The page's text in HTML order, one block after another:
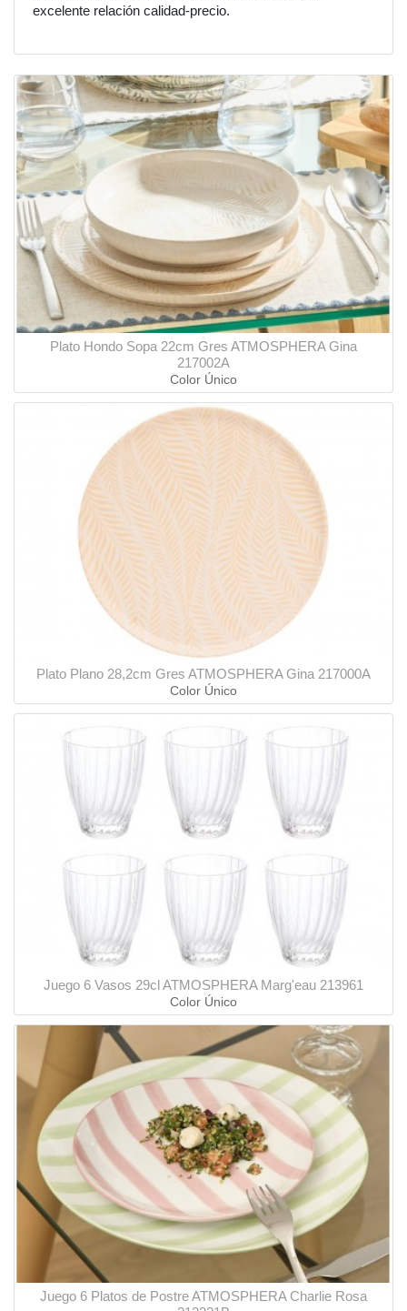
excelente relación calidad-precio.
Plato Hondo Sopa 22cm Gres ATMOSPHERA Gina
217002A
Color Único
Plato Plano 28,2cm Gres ATMOSPHERA Gina 217000A
Color Único
Juego 6 Vasos 29cl ATMOSPHERA Marg'eau 213961
Color Único
Juego 6 Platos de Postre ATMOSPHERA Charlie Rosa